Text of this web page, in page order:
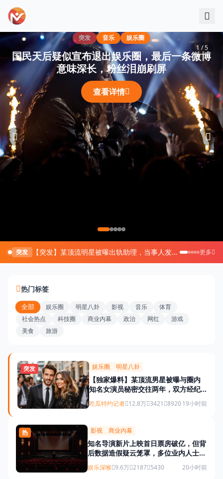
跳过导航
突发 音乐 娱乐圈
国民天后疑似宣布退出娱乐圈，最后一条微博
意味深长，粉丝泪崩刷屏
查看详情
1 / 5
突发 【突发】某顶流明星被曝出轨助理，当事人发文回应 更多
热门标签
全部 娱乐圈 明星八卦 影视 音乐
体育
社会热点
科技圈 商业内幕 政治 网红
游戏
美食
旅游
突发 娱乐圈 明星八卦
【独家爆料】某顶流男星被曝与圈内
知名女演员秘密交往两年，双方经纪
公司紧急回应
吃瓜特约记者 12.8万 3421 892019小时前
热 影视 商业内幕
知名导演新片上映首日票房破亿，但背
后数据造假疑云笼罩，多位业内人士实
名举报
娱乐深喉 9.6万 2187 5430 20小时前